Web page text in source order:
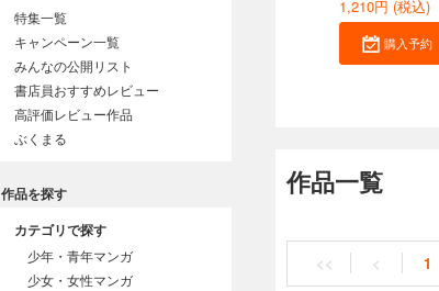
1,210円 (税込)
購入予約
作品一覧
<< < 1
特集一覧
キャンペーン一覧
みんなの公開リスト
書店員おすすめレビュー
高評価レビュー作品
ぶくまる
作品を探す
カテゴリで探す
少年・青年マンガ
少女・女性マンガ